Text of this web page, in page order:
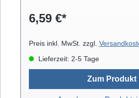
6,59 €*
Preis inkl. MwSt. zzgl.
Lieferzeit: 2-5 Tage
Zum Produkt